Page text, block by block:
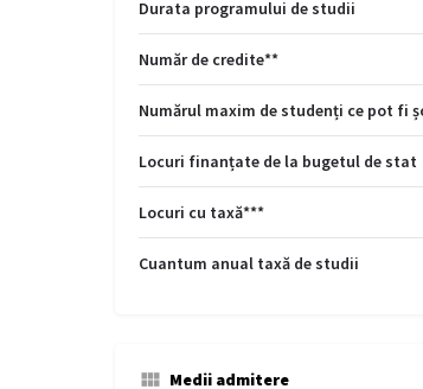
Durata programului de studii
Număr de credite**
Numărul maxim de studenți ce pot fi
Locuri finanțate de la bugetul de stat
Locuri cu taxă***
Cuantum anual taxă de studii
Medii admitere